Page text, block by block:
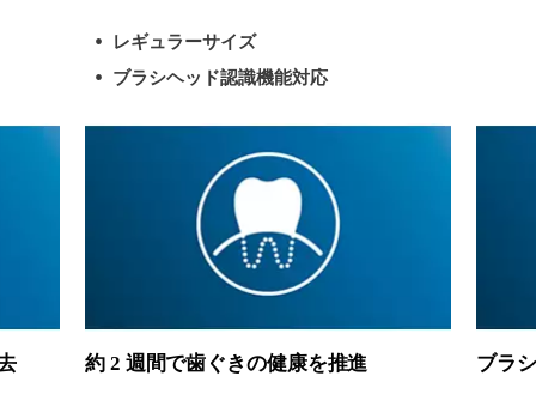
レギュラーサイズ
ブラシヘッド認識機能対応
約 2 週間で歯ぐきの健康を推進 ブラ